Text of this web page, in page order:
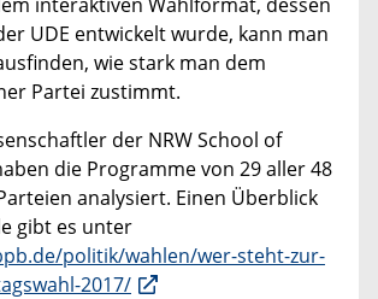
UDE entwickelt wurde, kann man
wie stark man dem
Partei zustimmt.
der NRW School of
die Programme von 29 aller 48
analysiert. Einen Überblick
gibt es unter
politik/wahlen/wer-steht-zur-
2017/